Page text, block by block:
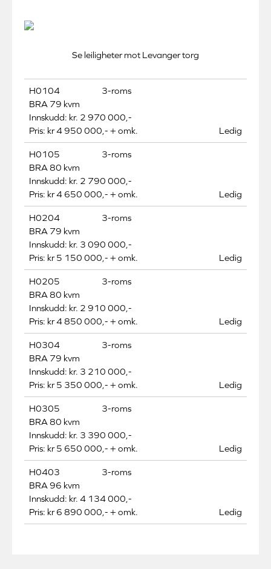
Se leiligheter mot Levanger torg
H0104
3-roms
BRA 79 kvm
Innskudd: kr. 2 970 000,-
Pris: kr 4 950 000,- + omk.
Ledig
H0105
3-roms
BRA 80 kvm
Innskudd: kr. 2 790 000,-
Pris: kr 4 650 000,- + omk.
Ledig
H0204
3-roms
BRA 79 kvm
Innskudd: kr. 3 090 000,-
Pris: kr 5 150 000,- + omk.
Ledig
H0205
3-roms
BRA 80 kvm
Innskudd: kr. 2 910 000,-
Pris: kr 4 850 000,- + omk.
Ledig
H0304
3-roms
BRA 79 kvm
Innskudd: kr. 3 210 000,-
Pris: kr 5 350 000,- + omk.
Ledig
H0305
3-roms
BRA 80 kvm
Innskudd: kr. 3 390 000,-
Pris: kr 5 650 000,- + omk.
Ledig
H0403
3-roms
BRA 96 kvm
Innskudd: kr. 4 134 000,-
Pris: kr 6 890 000,- + omk.
Ledig